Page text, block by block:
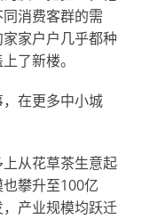
消费客群的需
家户户几乎都种
了新楼。
在更多中小城
从花草茶生意起
攀升至100亿
产业规模均跃迁